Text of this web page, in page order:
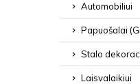
Automobiliui
Papuošalai
Stalo
Laisvalaikiui